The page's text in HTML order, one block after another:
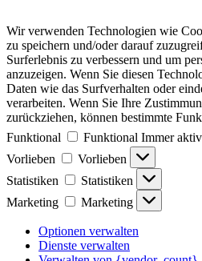
Wir verwenden Technologien wie
zu speichern und/oder darauf
Surferlebnis zu verbessern und um
anzuzeigen. Wenn Sie diesen
Daten wie das Surfverhalten oder
verarbeiten. Wenn Sie Ihre
zurückziehen, können bestimmte
Funktional
Funktional Immer aktiv
Vorlieben
Vorlieben
Statistiken
Statistiken
Marketing
Marketing
Optionen verwalten
Dienste verwalten